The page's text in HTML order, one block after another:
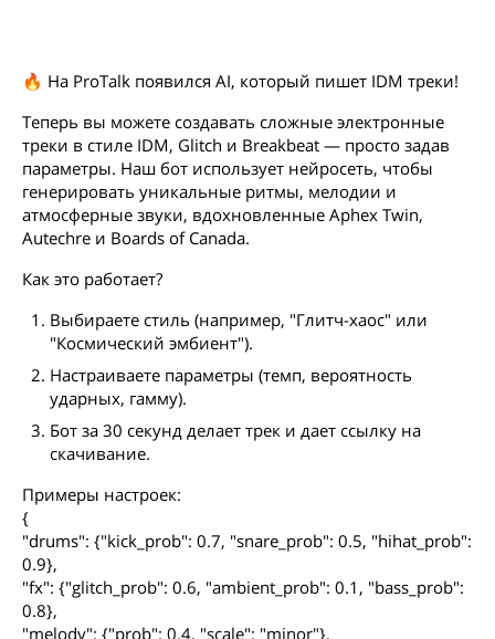
🔥 На ProTalk появился AI, который пишет IDM треки!
Теперь вы можете создавать сложные электронные
треки в стиле IDM, Glitch и Breakbeat — просто задав
параметры. Наш бот использует нейросеть, чтобы
генерировать уникальные ритмы, мелодии и
атмосферные звуки, вдохновленные Aphex Twin,
Autechre и Boards of Canada.
Как это работает?
Выбираете стиль (например, "Глитч-хаос" или
"Космический эмбиент").
Настраиваете параметры (темп, вероятность
ударных, гамму).
Бот за 30 секунд делает трек и дает ссылку на
скачивание.
Примеры настроек:
{
"drums": {"kick_prob": 0.7, "snare_prob": 0.5, "hihat_prob":
0.9},
"fx": {"glitch_prob": 0.6, "ambient_prob": 0.1, "bass_prob":
0.8},
"melody": {"prob": 0.4, "scale": "minor"},